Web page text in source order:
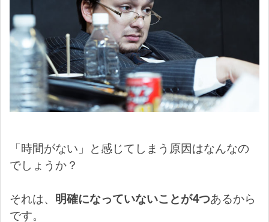
「時間がない」と感じてしまう原因はなんなの
でしょうか？
それは、 明確になっていないことが4つあるから
です。